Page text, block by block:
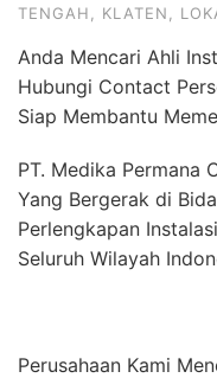
TENGAH
KLATEN
Anda Mencari Ahli
Hubungi Contact
Siap Membantu
PT. Medika Permana
Yang Bergerak di
Perlengkapan
Seluruh Wilayah
Perusahaan Kami